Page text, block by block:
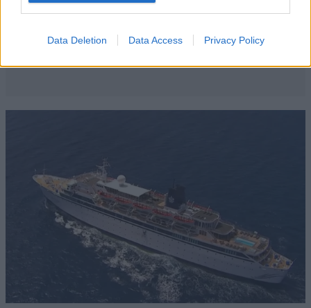
Data Deletion Data Access Privacy Policy